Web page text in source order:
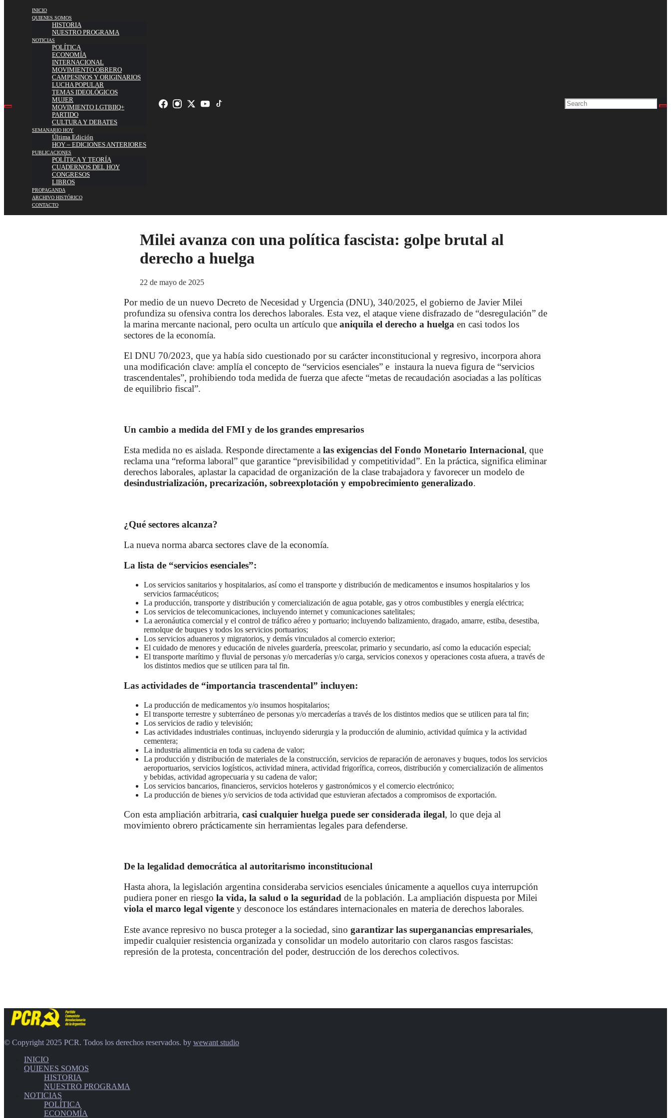
INICIO
QUIENES SOMOS
HISTORIA
NUESTRO PROGRAMA
NOTICIAS
POLÍTICA
ECONOMÍA
INTERNACIONAL
MOVIMIENTO OBRERO
CAMPESINOS Y ORIGINARIOS
LUCHA POPULAR
TEMAS IDEOLÓGICOS
MUJER
MOVIMIENTO LGTBIIQ+
PARTIDO
CULTURA Y DEBATES
SEMANARIO HOY
Última Edición
HOY – EDICIONES ANTERIORES
PUBLICACIONES
POLÍTICA Y TEORÍA
CUADERNOS DEL HOY
CONGRESOS
LIBROS
PROPAGANDA
ARCHIVO HISTÓRICO
CONTACTO
Milei avanza con una política fascista: golpe brutal al
derecho a huelga
22 de mayo de 2025
Por medio de un nuevo Decreto de Necesidad y Urgencia (DNU), 340/2025, el gobierno de Javier Milei
profundiza su ofensiva contra los derechos laborales. Esta vez, el ataque viene disfrazado de “desregulación” de
la marina mercante nacional, pero oculta un artículo que aniquila el derecho a huelga en casi todos los
sectores de la economía.
El DNU 70/2023, que ya había sido cuestionado por su carácter inconstitucional y regresivo, incorpora ahora
una modificación clave: amplía el concepto de “servicios esenciales” e instaura la nueva figura de “servicios
trascendentales”, prohibiendo toda medida de fuerza que afecte “metas de recaudación asociadas a las políticas
de equilibrio fiscal”.
Un cambio a medida del FMI y de los grandes empresarios
Esta medida no es aislada. Responde directamente a las exigencias del Fondo Monetario Internacional, que
reclama una “reforma laboral” que garantice “previsibilidad y competitividad”. En la práctica, significa eliminar
derechos laborales, aplastar la capacidad de organización de la clase trabajadora y favorecer un modelo de
desindustrialización, precarización, sobreexplotación y empobrecimiento generalizado.
¿Qué sectores alcanza?
La nueva norma abarca sectores clave de la economía.
La lista de “servicios esenciales”:
Los servicios sanitarios y hospitalarios, así como el transporte y distribución de medicamentos e insumos hospitalarios y los
servicios farmacéuticos;
La producción, transporte y distribución y comercialización de agua potable, gas y otros combustibles y energía eléctrica;
Los servicios de telecomunicaciones, incluyendo internet y comunicaciones satelitales;
La aeronáutica comercial y el control de tráfico aéreo y portuario; incluyendo balizamiento, dragado, amarre, estiba, desestiba,
remolque de buques y todos los servicios portuarios;
Los servicios aduaneros y migratorios, y demás vinculados al comercio exterior;
El cuidado de menores y educación de niveles guardería, preescolar, primario y secundario, así como la educación especial;
El transporte marítimo y fluvial de personas y/o mercaderías y/o carga, servicios conexos y operaciones costa afuera, a través de
los distintos medios que se utilicen para tal fin.
Las actividades de “importancia trascendental” incluyen:
La producción de medicamentos y/o insumos hospitalarios;
El transporte terrestre y subterráneo de personas y/o mercaderías a través de los distintos medios que se utilicen para tal fin;
Los servicios de radio y televisión;
Las actividades industriales continuas, incluyendo siderurgia y la producción de aluminio, actividad química y la actividad
cementera;
La industria alimenticia en toda su cadena de valor;
La producción y distribución de materiales de la construcción, servicios de reparación de aeronaves y buques, todos los servicios
aeroportuarios, servicios logísticos, actividad minera, actividad frigorífica, correos, distribución y comercialización de alimentos
y bebidas, actividad agropecuaria y su cadena de valor;
Los servicios bancarios, financieros, servicios hoteleros y gastronómicos y el comercio electrónico;
La producción de bienes y/o servicios de toda actividad que estuvieran afectados a compromisos de exportación.
Con esta ampliación arbitraria, casi cualquier huelga puede ser considerada ilegal, lo que deja al
movimiento obrero prácticamente sin herramientas legales para defenderse.
De la legalidad democrática al autoritarismo inconstitucional
Hasta ahora, la legislación argentina consideraba servicios esenciales únicamente a aquellos cuya interrupción
pudiera poner en riesgo la vida, la salud o la seguridad de la población. La ampliación dispuesta por Milei
viola el marco legal vigente y desconoce los estándares internacionales en materia de derechos laborales.
Este avance represivo no busca proteger a la sociedad, sino garantizar las superganancias empresariales,
impedir cualquier resistencia organizada y consolidar un modelo autoritario con claros rasgos fascistas:
represión de la protesta, concentración del poder, destrucción de los derechos colectivos.
© Copyright 2025 PCR. Todos los derechos reservados. by wewant studio
INICIO
QUIENES SOMOS
HISTORIA
NUESTRO PROGRAMA
NOTICIAS
POLÍTICA
ECONOMÍA